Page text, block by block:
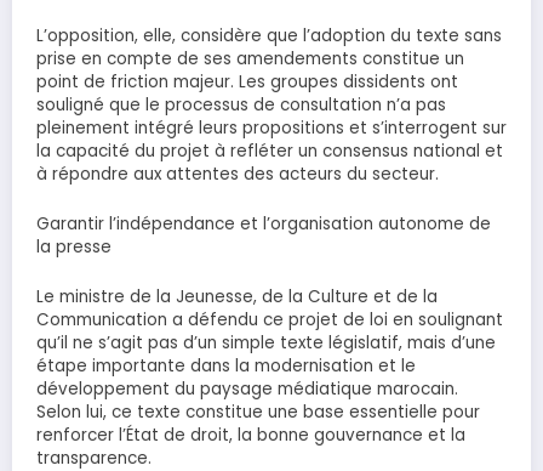
L’opposition, elle, considère que l’adoption du texte sans
prise en compte de ses amendements constitue un
point de friction majeur. Les groupes dissidents ont
souligné que le processus de consultation n’a pas
pleinement intégré leurs propositions et s’interrogent sur
la capacité du projet à refléter un consensus national et
à répondre aux attentes des acteurs du secteur.
Garantir l’indépendance et l’organisation autonome de
la presse
Le ministre de la Jeunesse, de la Culture et de la
Communication a défendu ce projet de loi en soulignant
qu’il ne s’agit pas d’un simple texte législatif, mais d’une
étape importante dans la modernisation et le
développement du paysage médiatique marocain.
Selon lui, ce texte constitue une base essentielle pour
renforcer l’État de droit, la bonne gouvernance et la
transparence.